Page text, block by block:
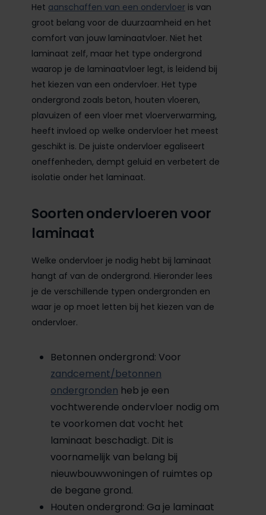
Het aanschaffen van een ondervloer is van
groot belang voor de duurzaamheid en het
comfort van jouw laminaatvloer. Niet het
laminaat zelf, maar het type ondergrond
waarop je de laminaatvloer legt, is leidend bij
het kiezen van een ondervloer. Het type
ondergrond zoals beton, houten vloeren,
plavuizen of een vloer met vloerverwarming,
heeft invloed op welke ondervloer het meest
geschikt is. De juiste ondervloer egaliseert
oneffenheden, dempt geluid en verbetert de
isolatie onder het laminaat.
Soorten ondervloeren voor
laminaat
Welke ondervloer je nodig hebt bij laminaat
hangt af van de ondergrond. Hieronder lees
je de verschillende typen ondergronden en
waar je op moet letten bij het kiezen van de
ondervloer.
Betonnen ondergrond: Voor
zandcement/betonnen
ondergronden heb je een
vochtwerende ondervloer nodig om
te voorkomen dat vocht het
laminaat beschadigt. Dit is
voornamelijk van belang bij
nieuwbouwwoningen of ruimtes op
de begane grond.
Houten ondergrond: Ga je laminaat